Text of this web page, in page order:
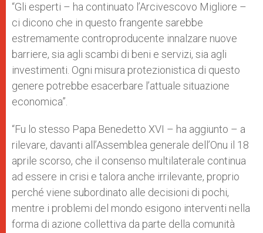
“Gli esperti – ha continuato l’Arcivescovo Migliore –
ci dicono che in questo frangente sarebbe
estremamente controproducente innalzare nuove
barriere, sia agli scambi di beni e servizi, sia agli
investimenti. Ogni misura protezionistica di questo
genere potrebbe esacerbare l’attuale situazione
economica”.
“Fu lo stesso Papa Benedetto XVI – ha aggiunto – a
rilevare, davanti all’Assemblea generale dell’Onu il 18
aprile scorso, che il consenso multilaterale continua
ad essere in crisi e talora anche irrilevante, proprio
perché viene subordinato alle decisioni di pochi,
mentre i problemi del mondo esigono interventi nella
forma di azione collettiva da parte della comunità